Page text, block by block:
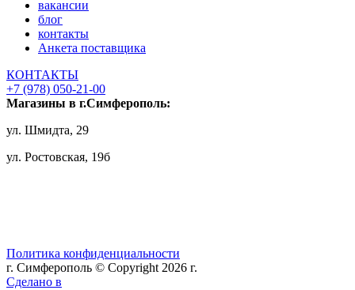
вакансии
блог
контакты
Анкета поставщика
КОНТАКТЫ
+7 (978) 050-21-00
Магазины в г.Симферополь:
ул. Шмидта, 29
ул. Ростовская, 19б
Политика конфиденциальности
г. Симферополь © Copyright 2026 г.
Сделано в